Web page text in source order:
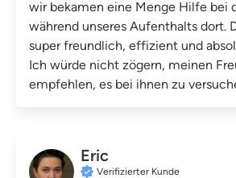
wir bekamen eine Menge Hilfe bei
während unseres Aufenthalts dort.
super freundlich, effizient und
Ich würde nicht zögern, meinen
empfehlen, es bei ihnen zu
Eric
Verifizierter Kunde